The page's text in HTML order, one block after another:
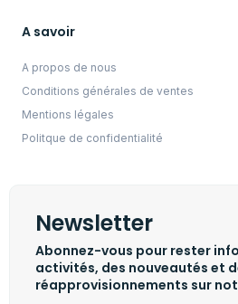
A savoir
A propos de nous
Conditions générales de ventes
Mentions légales
Politque de confidentialité
Newsletter
Abonnez-vous pour rester
activités, des nouveautés et
réapprovisionnements sur